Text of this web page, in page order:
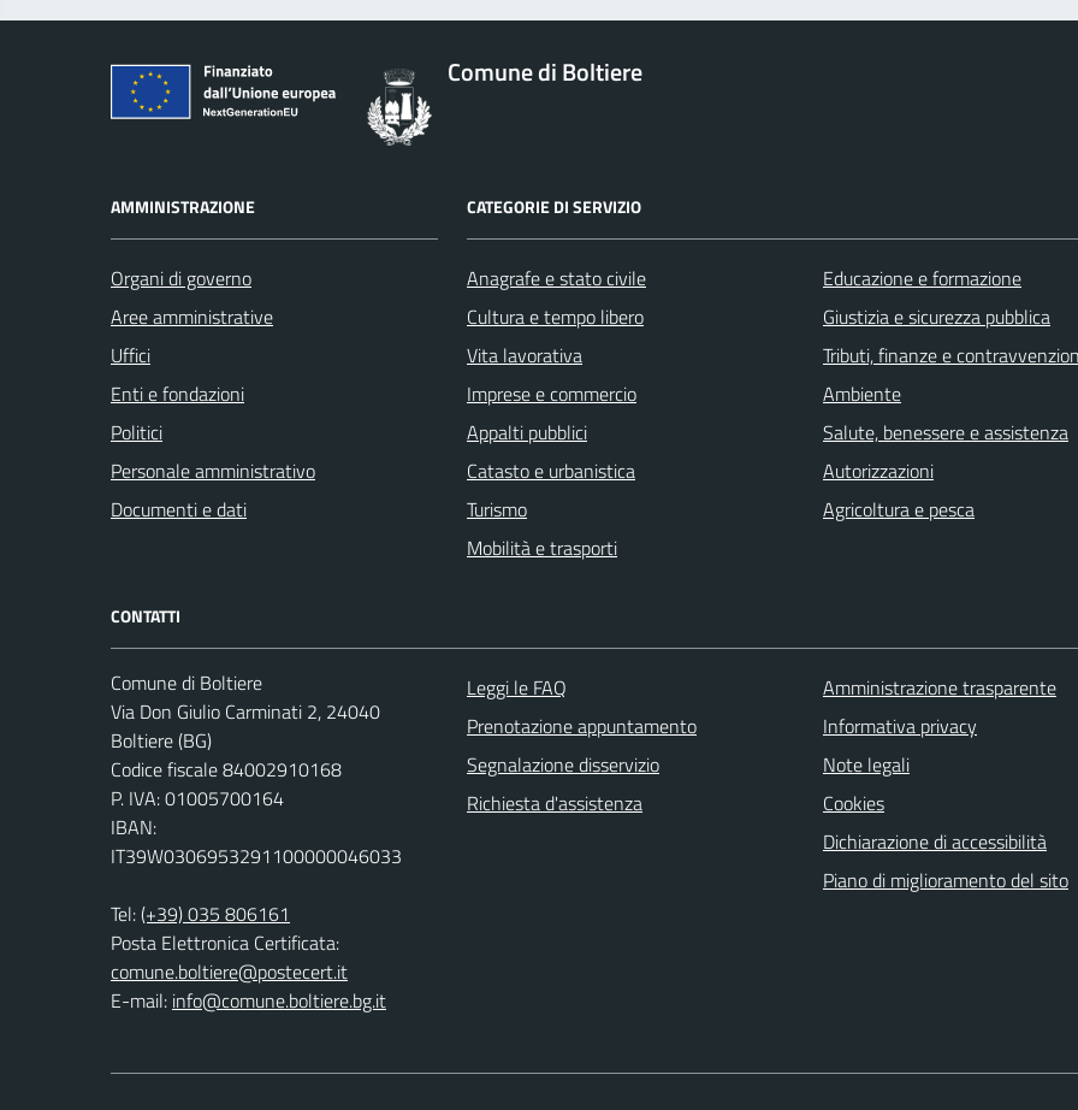
Comune di Boltiere
AMMINISTRAZIONE
Organi di governo
Aree amministrative
Uffici
Enti e fondazioni
Politici
Personale amministrativo
Documenti e dati
CATEGORIE DI SERVIZIO
Anagrafe e stato civile
Cultura e tempo libero
Vita lavorativa
Imprese e commercio
Appalti pubblici
Catasto e urbanistica
Turismo
Mobilità e trasporti
Educazione e formazione
Giustizia e sicurezza pubblica
Tributi, finanze e
Ambiente
Salute, benessere e assistenza
Autorizzazioni
Agricoltura e pesca
CONTATTI
Comune di Boltiere
Via Don Giulio Carminati 2, 24040
Boltiere (BG)
Codice fiscale 84002910168
P. IVA: 01005700164
IBAN:
IT39W0306953291100000046033
Tel:(+39) 035 806161
Posta Elettronica Certificata:
comune.boltiere@postecert.it
E-mail: info@comune.boltiere.bg.it
Leggi le FAQ
Prenotazione appuntamento
Segnalazione disservizio
Richiesta d'assistenza
Amministrazione trasparente
Informativa privacy
Note legali
Cookies
Dichiarazione di accessibilità
Piano di miglioramento del sito